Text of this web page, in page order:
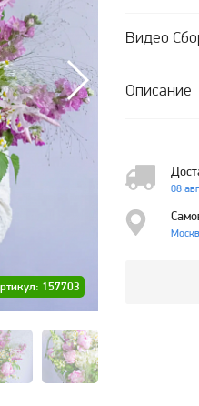
157703
Видео
Описание
08